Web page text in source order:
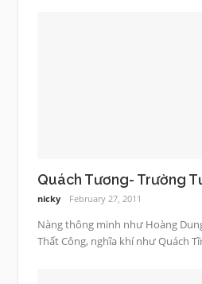
Quách Tương- Trường
nicky February 27, 2011
Nàng thông minh như Hoàng
Thất Công, nghĩa khí như Quách